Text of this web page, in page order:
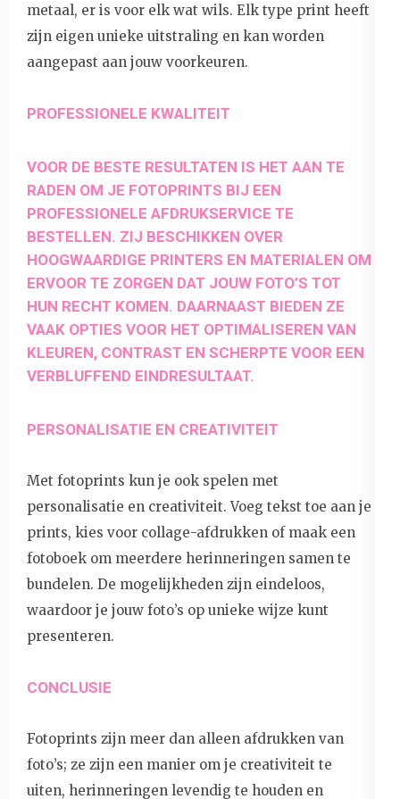
metaal, er is voor elk wat wils. Elk type print heeft
zijn eigen unieke uitstraling en kan worden
aangepast aan jouw voorkeuren.
PROFESSIONELE KWALITEIT
VOOR DE BESTE RESULTATEN IS HET AAN TE
RADEN OM JE FOTOPRINTS BIJ EEN
PROFESSIONELE AFDRUKSERVICE TE
BESTELLEN. ZIJ BESCHIKKEN OVER
HOOGWAARDIGE PRINTERS EN MATERIALEN OM
ERVOOR TE ZORGEN DAT JOUW FOTO’S TOT
HUN RECHT KOMEN. DAARNAAST BIEDEN ZE
VAAK OPTIES VOOR HET OPTIMALISEREN VAN
KLEUREN, CONTRAST EN SCHERPTE VOOR EEN
VERBLUFFEND EINDRESULTAAT.
PERSONALISATIE EN CREATIVITEIT
Met fotoprints kun je ook spelen met
personalisatie en creativiteit. Voeg tekst toe aan je
prints, kies voor collage-afdrukken of maak een
fotoboek om meerdere herinneringen samen te
bundelen. De mogelijkheden zijn eindeloos,
waardoor je jouw foto’s op unieke wijze kunt
presenteren.
CONCLUSIE
Fotoprints zijn meer dan alleen afdrukken van
foto’s; ze zijn een manier om je creativiteit te
uiten, herinneringen levendig te houden en